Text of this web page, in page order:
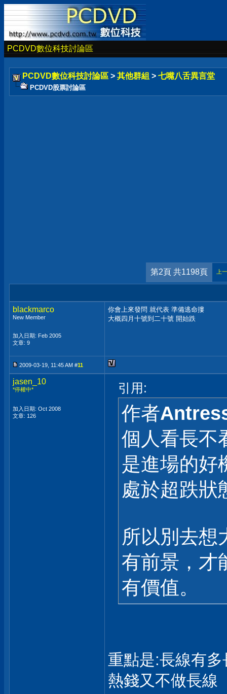
PCDVD數位科技討論區
PCDVD數位科技討論區 > 其他群組 > 七嘴八舌異言堂
PCDVD股票討論區
第2頁 共1198頁 上
blackmarco
New Member
加入日期: Feb 2005
文章: 9
你會上來發問 就代表 準備逃命摟
大概四月十號到二十號 開始跌
2009-03-19, 11:45 AM #11
jasen_10
*停權中*
加入日期: Oct 2008
文章: 126
引用:
作者
個人看長不
是進場的好
處於超跌狀
所以別去想
有前景，才
有價值。
重點是:長線有多
熱錢又不做長線